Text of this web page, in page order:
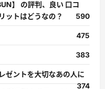
】 の評判、良い 口コ
ットはどうなの？
590
475
383
ゼントを大切なあの人に
374